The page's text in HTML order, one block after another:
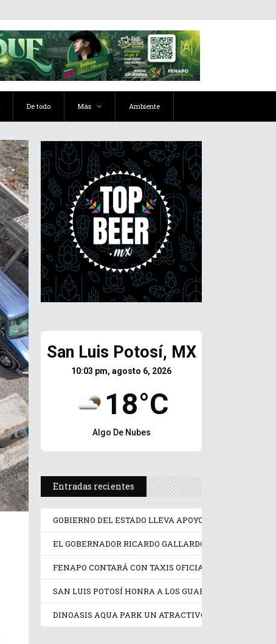
De todo Más Ambiente
San Luis Potosí, MX
10:03 pm, agosto 6, 2026
18°C
Algo De Nubes
Entradas recientes
GOBIERNO DEL ESTADO LLEVA APOYO PSICOLÓGICO
EL GOBERNADOR RICARDO GALLARDO PONE EN
FENAPO CONTARÁ CON TAXIS OFICIALES
SAN LUIS POTOSÍ HONRA A LOS GUARDIANES DE SU
DINOASIS AQUA PARK UN ATRACTIVO IDEAL EN ESTE